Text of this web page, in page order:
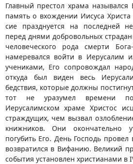
Главный престол храма назывался
память о вхождении Иисуса
сие празднуется на последней
перед днями добровольных
человеческого рода смерти
намеревался войти в Иерусалим
учениками, Его сопровождал
откуда был виден весь
бедствия, которые должны
тот не уразумел времени
Иерусалимском храме Христос
страждущих, чем вызвал
книжников. Они окончательно
погубить Его. День Господь
возвратился в Вифанию. Великий
события установлен христианами в